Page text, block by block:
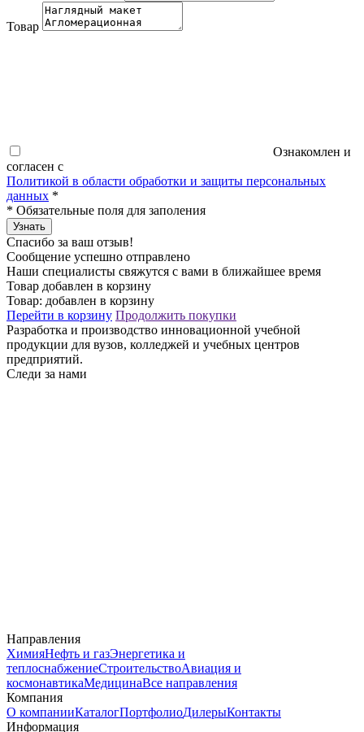
Товар
Ознакомлен и
согласен с
Политикой в области обработки и защиты персональных
данных *
* Обязательные поля для заполения
Узнать
Спасибо за ваш отзыв!
Сообщение успешно отправлено
Наши специалисты свяжутся с вами в ближайшее время
Товар добавлен в корзину
Товар: добавлен в корзину
Перейти в корзину Продолжить покупки
Разработка и производство инновационной учебной
продукции для вузов, колледжей и учебных центров
предприятий.
Следи за нами
Направления
ХимияНефть и газЭнергетика и
теплоснабжениеСтроительствоАвиация и
космонавтикаМедицинаВсе направления
Компания
О компанииКаталогПортфолиоДилерыКонтакты
Информация